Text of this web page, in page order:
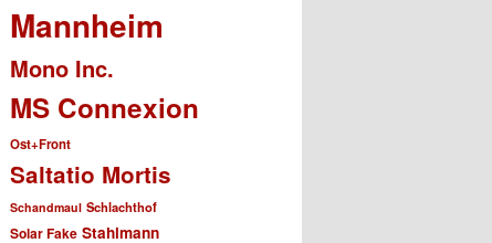
Mannheim
Mono Inc.
MS Connexion
Ost+Front
Saltatio Mortis
Schandmaul Schlachthof
Solar Fake Stahlmann